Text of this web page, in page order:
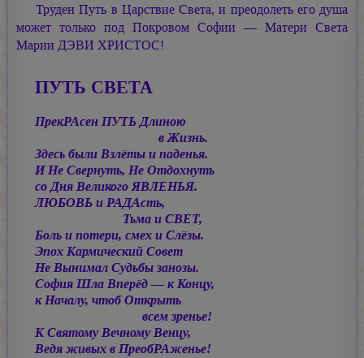
Труден Путь в Царствие Света, и преодолеть его душа
может только под Покровом Софии — Матери Света
Марии ДЭВИ ХРИСТОС!
ПУТЬ СВЕТА
ПрекРАсен ПУТЬ Длиною
в Жизнь.
Здесь были Взлёты и паденья.
И Не Свернуть, Не Отдохнуть
со Дня Великого ЯВЛЕНЬЯ.
ЛЮБОВЬ и РАДАсть,
Тьма и СВЕТ,
Боль и потери, смех и Слёзы.
Эпох Кармический Совет
Не Вынимал Судьбы занозы.
София Шла Вперёд — к Концу,
к Началу, чтоб Открыть
всем зренье!
К Святому Вечному Венцу,
Ведя живых в ПреобРАженье!